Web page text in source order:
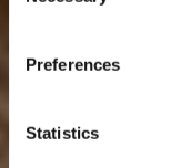
Preferences
Statistics